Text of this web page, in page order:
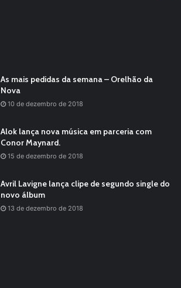
As mais pedidas da semana – Orelhão da
Nova
10 de dezembro de 2018
Alok lança nova música em parceria com
Conor Maynard.
15 de dezembro de 2018
Avril Lavigne lança clipe de segundo single do
novo álbum
13 de dezembro de 2018